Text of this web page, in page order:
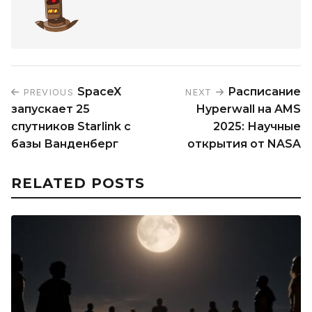
PREVIOUS SpaceX
запускает 25
спутников Starlink с
базы Ванденберг
NEXT
Расписание
Hyperwall на AMS
2025: Научные
открытия от NASA
RELATED POSTS